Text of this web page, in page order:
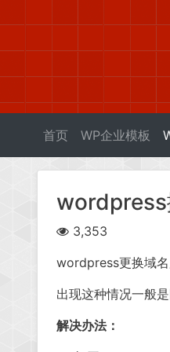
首页 WP企业模板
wordpress
3,353
wordpress更换域
出现这种情况一般
解决办法：